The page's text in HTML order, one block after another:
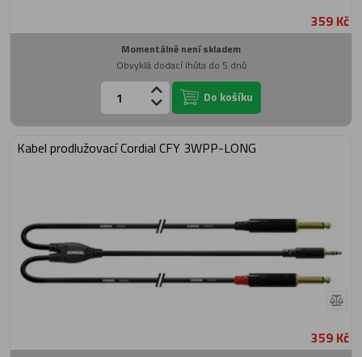
359 Kč
Momentálně není skladem
Obvyklá dodací lhůta do 5 dnů
Do košíku
Kabel prodlužovací Cordial CFY 3WPP-LONG
359 Kč